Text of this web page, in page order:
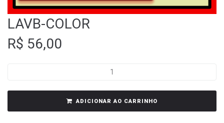
LAVB-COLOR
R$ 56,00
ADICIONAR AO CARRINHO